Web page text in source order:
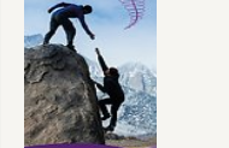
10 En dan nu een paar
11 Innerlijke rijkdom
12 Volhouden
13 Verandering komt nooit
Dankwoord